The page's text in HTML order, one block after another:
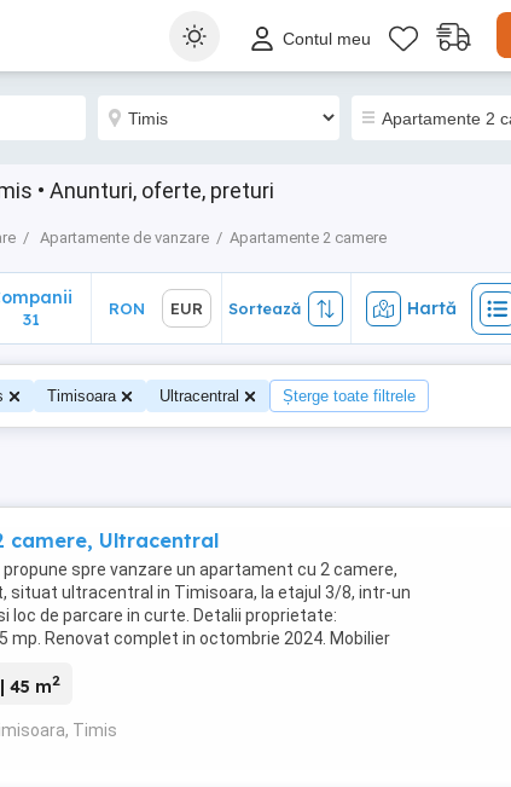
Contul meu
• Anunturi, oferte, preturi
Apartamente de vanzare Apartamente 2 camere
EUR Sortează Hartă
31
RON EUR Sortează Hartă
Timisoara Ultracentral Șterge toate filtrele
camere, Ultracentral
spre vanzare un apartament cu 2 camere,
situat ultracentral in Timisoara, la etajul 3/8, intr-un
loc de parcare in curte. Detalii proprietate:
mp. Renovat complet in octombrie 2024. Mobilier
| 45 m2
Timis